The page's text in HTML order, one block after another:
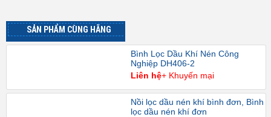
SẢN PHẨM CÙNG HÃNG
Bình Lọc Dầu Khí Nén Công
Nghiệp DH406-2
Liên hệ+ Khuyến mại
Nồi lọc dầu nén khí bình đơn, Bình
lọc dầu nén khí đơn